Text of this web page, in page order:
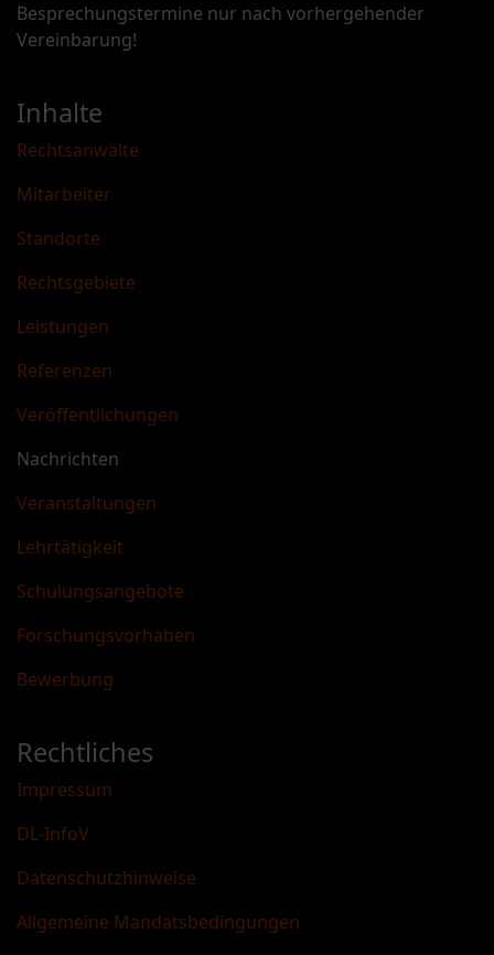
Besprechungstermine nur nach vorhergehender
Vereinbarung!
Inhalte
Rechtsanwälte
Mitarbeiter
Standorte
Rechtsgebiete
Leistungen
Referenzen
Veröffentlichungen
Nachrichten
Veranstaltungen
Lehrtätigkeit
Schulungsangebote
Forschungsvorhaben
Bewerbung
Rechtliches
Impressum
DL-InfoV
Datenschutzhinweise
Allgemeine Mandatsbedingungen